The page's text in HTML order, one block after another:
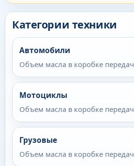
Категории техники
Автомобили
Объем масла в коробке передач
Мотоциклы
Объем масла в коробке передач
Грузовые
Объем масла в коробке передач